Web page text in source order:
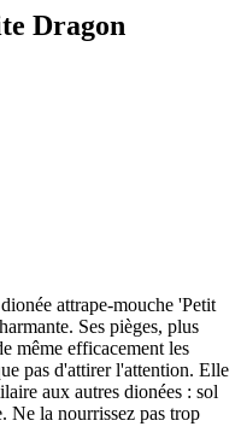
Dragon
attrape-mouche 'Petit
Ses pièges, plus
même efficacement les
pas d'attirer l'attention. Elle
aux autres dionées : sol
Ne la nourrissez pas trop